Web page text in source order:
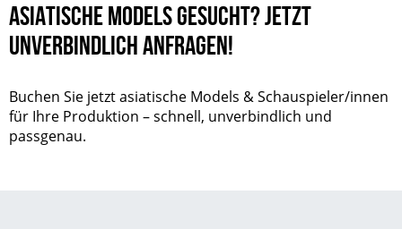
ASIATISCHE MODELS GESUCHT? JETZT
UNVERBINDLICH ANFRAGEN!
Buchen Sie jetzt asiatische Models & Schauspieler/innen
für Ihre Produktion – schnell, unverbindlich und
passgenau.